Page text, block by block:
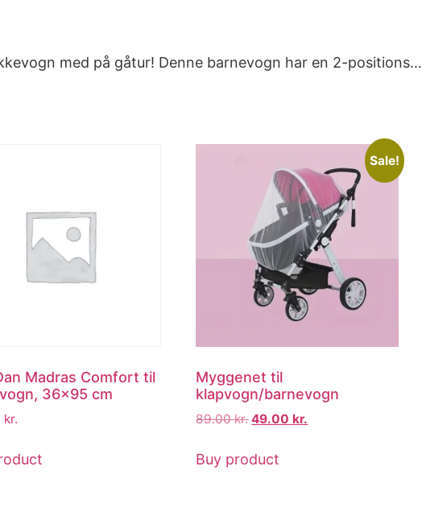
med på gåtur! Denne barnevogn har en 2-positions…
Madras Comfort til
36×95 cm
kr.
Sale!
Myggenet til
klapvogn/barnevogn
89.00kr. 49.00 kr.
Buy product